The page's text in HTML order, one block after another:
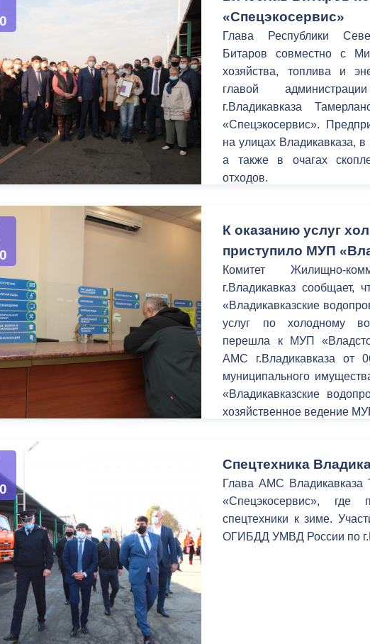
«Спецэкосервис»
Глава Республики
Битаров совместно с
хозяйства, топлива и
главой
г.Владикавказа
«Спецэкосервис».
на улицах Владикавказа,
а также в очагах
отходов.
К оказанию услуг
приступило МУП
Комитет Жилищно-
г.Владикавказ
«Владикавказские
услуг по холодному
перешла к МУП
АМС г.Владикавказа от
муниципального
«Владикавказские
хозяйственное ведение
Спецтехника
Глава АМС
«Спецэкосервис», где
спецтехники к зиме.
ОГИБДД УМВД России по